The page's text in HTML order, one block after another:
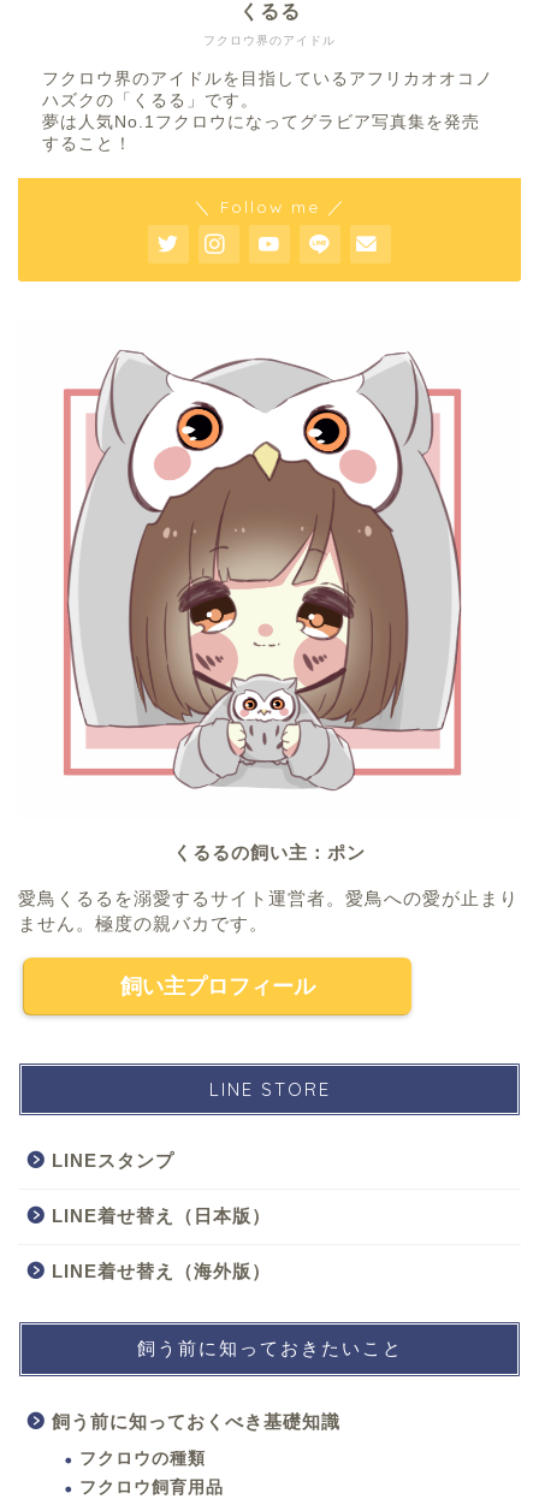
フクロウ界のアイドル
くるる
フクロウ界のアイドルを目指しているアフリカオオコノ
ハズクの「くるる」です。
夢は人気No.1フクロウになってグラビア写真集を発売
すること！
＼ Follow me ／
くるるの飼い主：ポン
愛鳥くるるを溺愛するサイト運営者。愛鳥への愛が止まり
ません。極度の親バカです。
飼い主プロフィール
LINE STORE
LINEスタンプ
LINE着せ替え（日本版）
LINE着せ替え（海外版）
飼う前に知っておきたいこと
飼う前に知っておくべき基礎知識
フクロウの種類
フクロウ飼育用品